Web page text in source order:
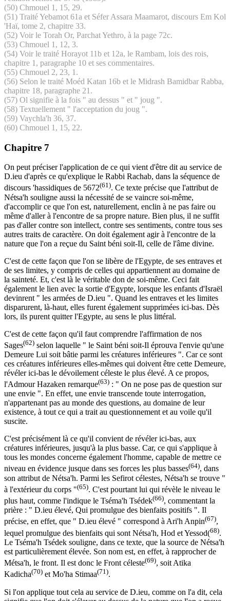
(50) Chmouel 1, 15, 29.
(51) Traité Yebamot 61a et Séfer Assara Maamarot, discours Em Kol
'Haï, tome 2, chapitre 33.
(52) Voir le Torah Or, Parchat Yethro, à la page 72c.
(53) Chmouel 1, 12, 3.
(54) Voir le traité Horayot 11b et 12a, le Rambam, lois des rois,
chapitre 1, paragraphe 10 et ses commentaires.
(55) Chmouel 2, 23, 1.
(56) Selon le traité Moéd Katan 16b et le Midrash Bamidbar Rabba,
chapitre 18, paragraphe 21.
(57) Ol signifie à la fois " au dessus " et " joug ".
(58) Textuellement " l'acceptation du joug ".
(59) Vaychla'h 36, 37.
(60) Chmouel 1, 15, 22.
Chapitre 7
On peut préciser l'application de ce qui vient d'être dit au service de
D.ieu d'après ce qu'explique le Rabbi Rachab, dans la séquence de
discours 'hassidiques de 5672(61). Ce texte précise que l'attribut de
Nétsa'h souligne aussi la nécessité de se vaincre soi-même,
d'accomplir ce que l'on est, naturellement, enclin à ne pas faire ou
même d'aller à l'encontre de sa propre nature. Bien plus, il ne suffit
pas d'aller contre son intellect, contre ses sentiments, contre tous ses
autres traits de caractère. On doit également agir à l'encontre de la
nature que l'on a reçue du Saint béni soit-Il, celle de l'âme divine.
C'est de cette façon que l'on se libère de l'Egypte, de ses entraves et
de ses limites, y compris de celles qui appartiennent au domaine de
la sainteté. Et, c'est là le véritable don de soi-même. Ceci fait
également le lien avec la sortie d'Egypte, lorsque les enfants d'Israël
devinrent " les armées de D.ieu ". Quand les entraves et les limites
disparurent, là-haut, elles furent également supprimées ici-bas. Dès
lors, ils purent quitter l'Egypte, au sens le plus littéral.
C'est de cette façon qu'il faut comprendre l'affirmation de nos
Sages(62) selon laquelle " le Saint béni soit-Il éprouva l'envie qu'une
Demeure Lui soit bâtie parmi les créatures inférieures ". Car ce sont
ces créatures inférieures elles-mêmes qui doivent être cette Demeure,
révéler ici-bas le dévoilement céleste le plus élevé. A ce propos,
l'Admour Hazaken remarque(63) : " On ne pose pas de question sur
une envie ". En effet, une envie transcende toute interrogation,
n'appartenant pas au monde des questions, au domaine de leur
existence, à tout ce qui a trait au questionnement et au voile qu'il
suscite.
C'est précisément là ce qu'il convient de révéler ici-bas, aux
créatures inférieures, jusqu'à la plus basse. Car, ce qui s'applique à
tous les mondes concerne également l'homme, capable de mettre ce
niveau en évidence jusque dans ses forces les plus basses(64), dans
son attribut de Nétsa'h. Parmi les Sefirot célestes, Nétsa'h se trouve "
à l'extérieur du corps "(65). C'est pourtant lui qui révèle le niveau le
plus haut, comme l'indique le Tséma'h Tsédek(66), commentant la
prière : " D.ieu élevé, Qui promulgue des bienfaits positifs ". Il
précise, en effet, que " D.ieu élevé " correspond à Ari'h Anpin(67),
lequel promulgue des bienfaits qui sont Nétsa'h, Hod et Yessod(68).
Le Tséma'h Tsédek souligne, dans ce texte, que la source de Nétsa'h
est particulièrement élevée. Son nom est, en effet, à rapprocher de
Métsa'h, le front. Il est donc le Front céleste(69), soit Atika
Kadicha(70) et Mo'ha Stimaa(71).
Si l'on applique tout cela au service de D.ieu, comme on l'a dit, cela